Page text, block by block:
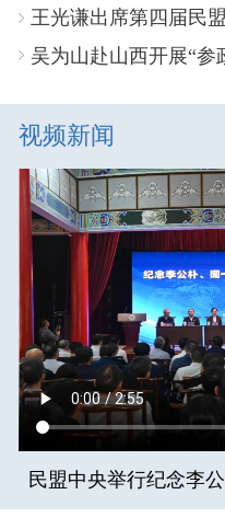
王光谦出席第四届民
吴为山赴山西开展“参
视频新闻
民盟中央举行纪念李